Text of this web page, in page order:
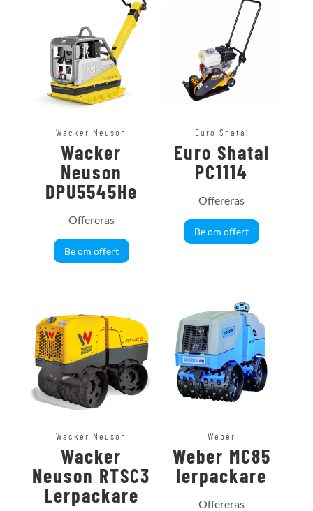
Wacker Neuson
Wacker
Neuson
DPU5545He
Offereras
Be om offert
Euro Shatal
Euro Shatal
PC1114
Offereras
Be om offert
Wacker Neuson
Wacker
Neuson RTSC3
Lerpackare
Weber
Weber MC85
lerpackare
Offereras